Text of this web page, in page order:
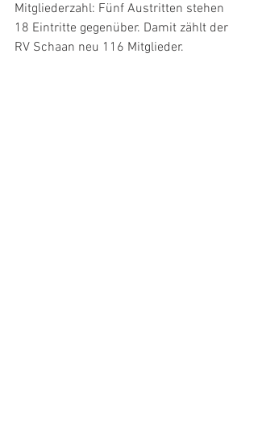
Mitgliederzahl: Fünf Austritten stehen
18 Eintritte gegenüber. Damit zählt der
RV Schaan neu 116 Mitglieder.